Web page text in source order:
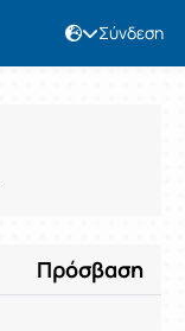
Σύνδεση
Πρόσβαση